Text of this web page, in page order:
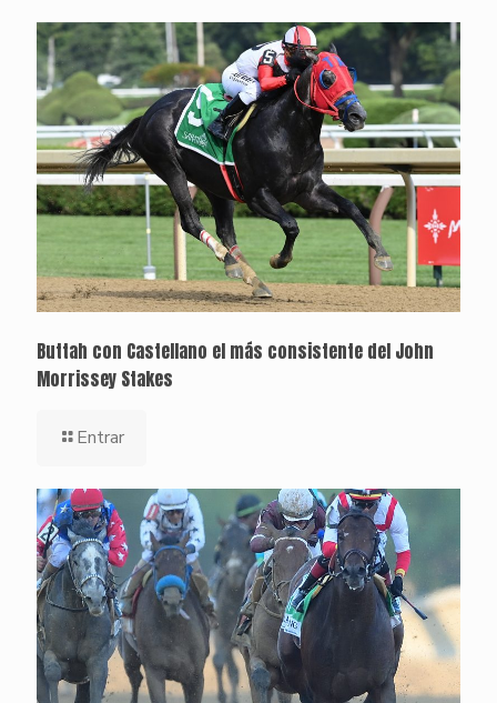
Buttah con Castellano el más consistente del John
Morrissey Stakes
Entrar